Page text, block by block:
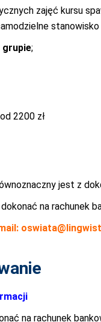
zajęć kursu
grupie;
2200 zł
jest z
na rachunek
na rachunek